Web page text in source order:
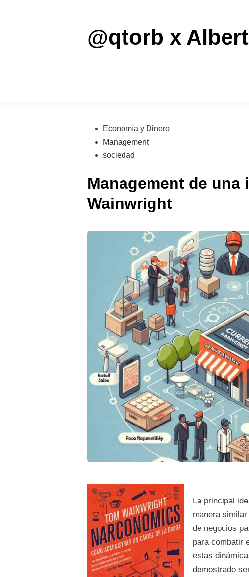
@qtorb x Albert
Publicado
en
Economía y Dinero
Management
sociedad
Management de una
Wainwright
La principal
manera similar
de negocios
para combatir
estas
demostrado